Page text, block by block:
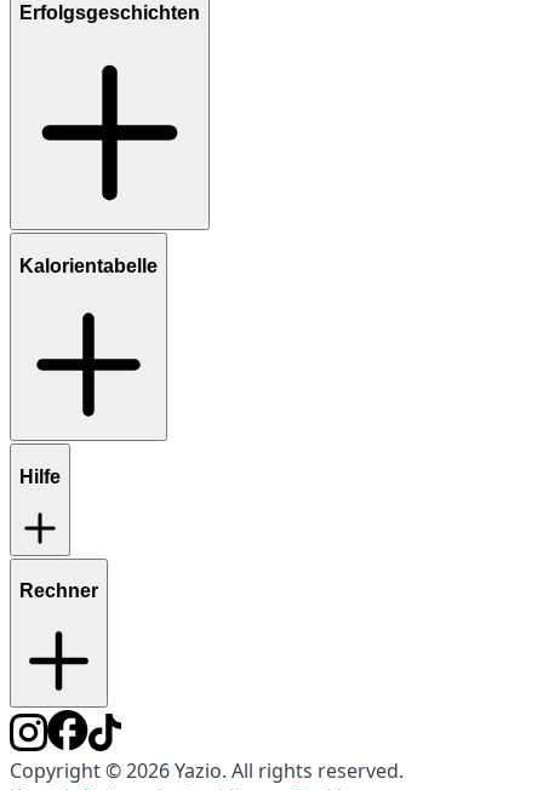
Erfolgsgeschichten
Kalorientabelle
Hilfe
Rechner
Copyright © 2026 Yazio. All rights reserved.